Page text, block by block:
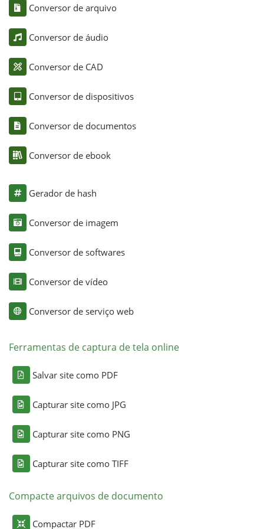
Conversor de arquivo
Conversor de áudio
Conversor de CAD
Conversor de dispositivos
Conversor de documentos
Conversor de ebook
Gerador de hash
Conversor de imagem
Conversor de softwares
Conversor de vídeo
Conversor de serviço web
Ferramentas de captura de tela online
Salvar site como PDF
Capturar site como JPG
Capturar site como PNG
Capturar site como TIFF
Compacte arquivos de documento
Compactar PDF